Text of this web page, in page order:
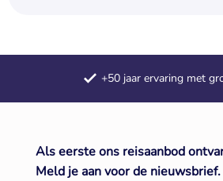
Meerdaagse reizen door
Als eerste ons reisaanbod
Meld je aan voor de nieuwsbrief.